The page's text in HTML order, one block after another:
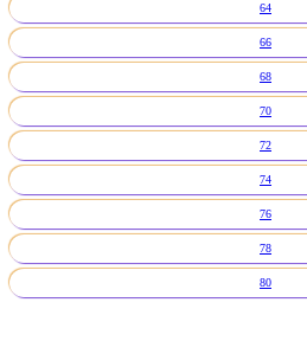
64
66
68
70
72
74
76
78
80